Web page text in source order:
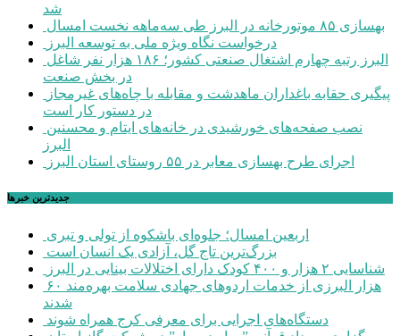
شد
بهسازی ۸۵ موتورخانه در البرز طی سه‌ماهه نخست امسال
درخواست نگاه ویژه ملی به توسعه البرز
در بخش صنعت
در دستور کار است
البرز
اجرای طرح بهسازی معابر در ۵۵ روستای استان البرز
جديدترين خبرها
اربعین امسال؛ جلوه‌ای باشکوه از تولی و تبری
بزرگ‌ترین تاج گل، آزادی یک انسان است
شناسایی ۲ هزار و ۴۰۰ کودک دارای اختلالات بینایی در البرز
۶۰ هزار البرزی از خدمات اردوهای جهادی سلامت بهره‌مند
شدند
دستگاه‌های اجرایی برای معرفی کرج همراه شوند